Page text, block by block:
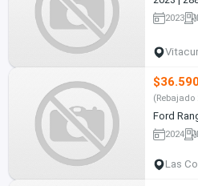
2023
(Rebajado
Ford
2024
Las